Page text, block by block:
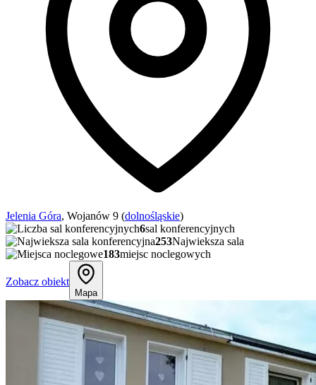
Jelenia Góra, Wojanów 9 (dolnośląskie)
6sal konferencyjnych
253Najwieksza sala
183miejsc noclegowych
Zobacz obiekt
Mapa